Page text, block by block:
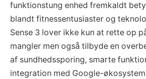
funktionstung enhed fremkaldt
blandt fitnessentusiaster og
Sense 3 lover ikke kun at rette op
mangler men også tilbyde en
af sundhedssporing, smarte
integration med Google-